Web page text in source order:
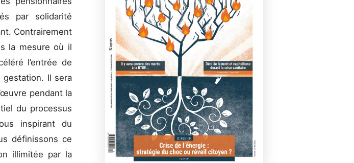
par solidarité
Contrairement
la mesure où il
l’entrée de
gestation. Il sera
pendant la
du processus
inspirant du
définissons ce
illimitée par la